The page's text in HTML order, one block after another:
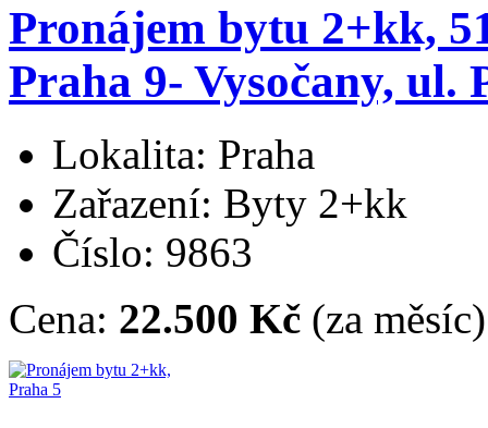
Pronájem bytu 2+kk,
Praha 9- Vysočany, ul.
Lokalita: Praha
Zařazení: Byty 2+kk
Číslo: 9863
Cena: 22.500 Kč (za měsíc)